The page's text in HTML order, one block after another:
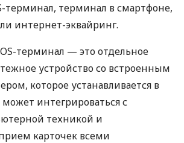
терминал, терминал в смартфоне,
интернет-эквайринг.
терминал — это отдельное
устройство со встроенным
которое устанавливается в
может интегрироваться с
техникой и
карточек всеми